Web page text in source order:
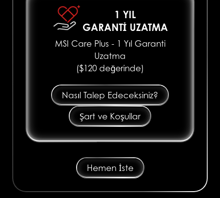
1 YIL
GARANTI UZATMA
MSI Care Plus - 1 Yıl Garanti
Uzatma
($120 değerinde)
Nasıl Talep Edeceksiniz?
Şart ve Koşullar
Hemen İste